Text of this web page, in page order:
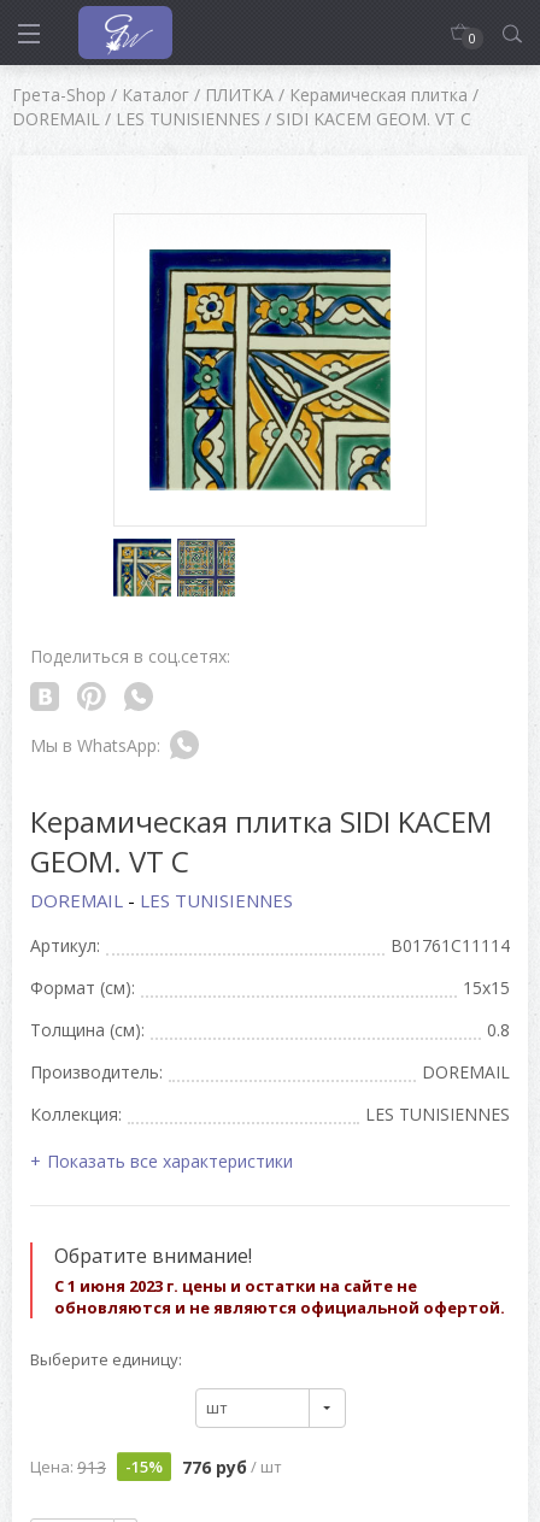
0
Грета-Shop / Каталог / ПЛИТКА / Керамическая плитка /
DOREMAIL / LES TUNISIENNES / SIDI KACEM GEOM. VT C
Поделиться в соц.сетях:
Керамическая плитка SIDI KACEM
GEOM. VT C
DOREMAIL - LES TUNISIENNES
Артикул:
B01761C11114
Формат (см):
15x15
Толщина (см):
0.8
Производитель:
DOREMAIL
Коллекция:
LES TUNISIENNES
Показать все характеристики
Обратите внимание!
С 1 июня 2023 г. цены и остатки на сайте не
обновляются и не являются официальной офертой.
Выберите единицу:
шт
Цена: 913 -15% 776 руб / шт